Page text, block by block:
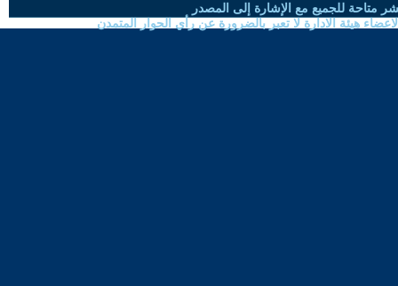
متاحة للجميع مع الإشارة إلى المصدر
هيئة الادارة لا تعبر بالضرورة عن رأي الحوار المتمدن